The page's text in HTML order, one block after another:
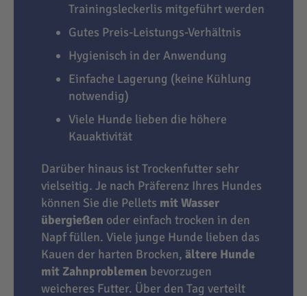
Trainingsleckerlis mitgeführt werden
Gutes Preis-Leistungs-Verhältnis
Hygienisch in der Anwendung
Einfache Lagerung (keine Kühlung
notwendig)
Viele Hunde lieben die höhere
Kauaktivität
Darüber hinaus ist Trockenfutter sehr
vielseitig. Je nach Präferenz Ihres Hundes
können Sie die Pellets mit Wasser
übergießen oder einfach trocken in den
Napf füllen. Viele junge Hunde lieben das
Kauen der harten Brocken, ältere Hunde
mit Zahnproblemen bevorzugen
weicheres Futter. Über den Tag verteilt